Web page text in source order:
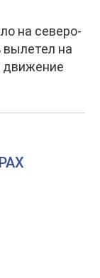
на северо-
на
движение